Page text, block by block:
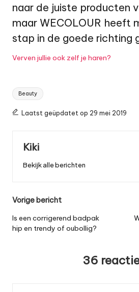
naar de juiste producten
maar WECOLOUR heeft
stap in de goede richting
Verven jullie ook zelf je haren?
Tags:
Beauty
Laatst geüpdatet op 29 mei 2019
Kiki
Bekijk alle berichten
Bericht
navigatie
Vorige bericht
Is een corrigerend badpak
hip en trendy of oubollig?
36